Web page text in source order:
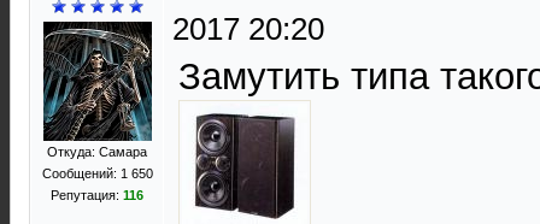
Откуда: Самара
Сообщений: 1 650
Репутация: 116
2017 20:20
Замутить типа